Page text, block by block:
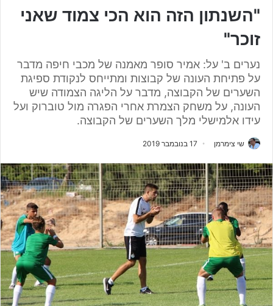
"השנתון הזה הוא הכי צמוד שאני
זוכר"
נערים ב' על: אמיר סופר מאמנה של מכבי חיפה מדבר
על פתיחת העונה של קבוצות ומתייחס לנקודת ספיגת
השערים של הקבוצה, מדבר על הליגה הצמודה שיש
העונה, על משחק הצמרת אחרי הפגרה מול טוברוק ועל
עידו אלמישלי מלך השערים של הקבוצה.
שי צימרמן 17 בנובמבר 2019